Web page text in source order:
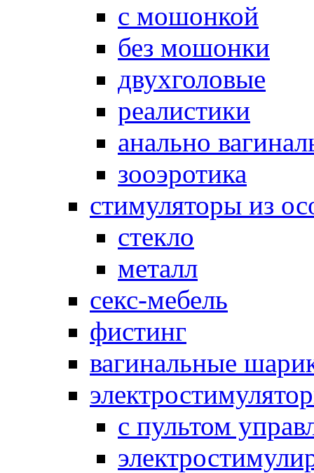
с мошонкой
без мошонки
двухголовые
реалистики
анально
зооэротика
стимуляторы из
стекло
металл
секс-мебель
фистинг
вагинальные
с пультом